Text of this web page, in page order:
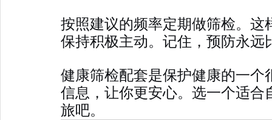
按照建议的频率定期做筛检。
保持积极主动。记住，预防永远
健康筛检配套是保护健康的一
信息，让你更安心。选一个适
旅吧。